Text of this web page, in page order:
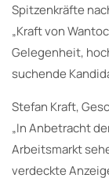
Spitzenkräfte
„Kraft von
Gelegenheit,
suchende
Stefan Kraft,
„In Anbetracht
Arbeitsmarkt
verdeckte